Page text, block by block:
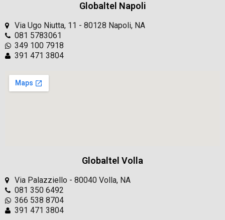
Globaltel Napoli
Via Ugo Niutta, 11 - 80128 Napoli, NA
081 5783061
349 100 7918
391 471 3804
Globaltel Volla
Via Palazziello - 80040 Volla, NA
081 350 6492
366 538 8704
391 471 3804